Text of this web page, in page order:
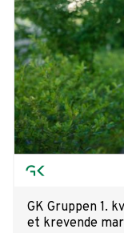
GK Gruppen 1.
et krevende